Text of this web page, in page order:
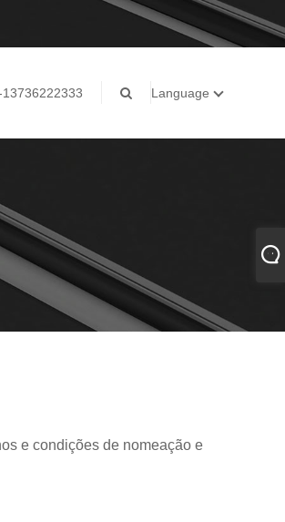
Language
e condições de nomeação e